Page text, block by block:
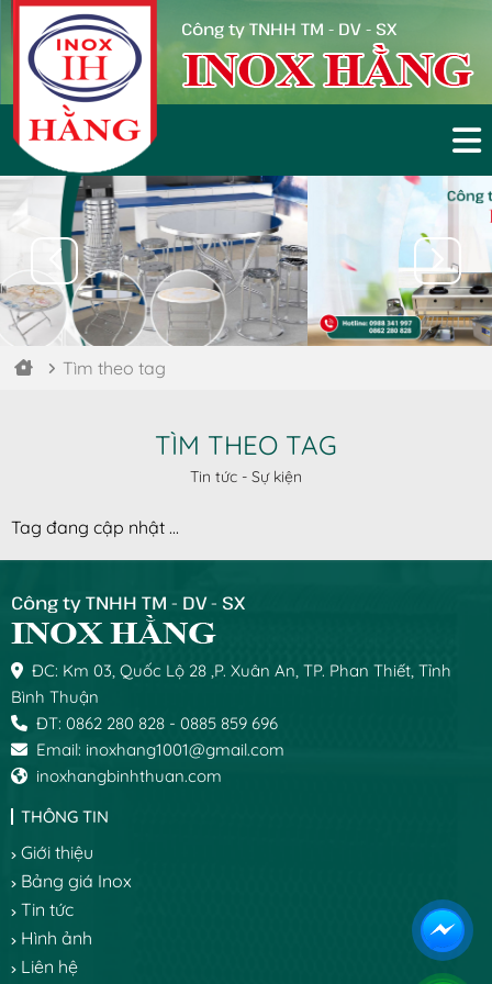
Công ty TNHH TM - DV - SX
Tìm theo tag
TÌM THEO TAG
Tin tức - Sự kiện
Tag đang cập nhật ...
Công ty TNHH TM - DV - SX
ĐC: Km 03, Quốc Lộ 28 ,P. Xuân An, TP. Phan Thiết, Tỉnh
Bình Thuận
ĐT: 0862 280 828 - 0885 859 696
Email: inoxhang1001@gmail.com
inoxhangbinhthuan.com
THÔNG TIN
Giới thiệu
Bảng giá Inox
Tin tức
Hình ảnh
Liên hệ